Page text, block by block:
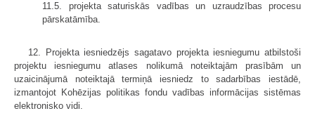
11.5. projekta saturiskās vadības un uzraudzības procesu
pārskatāmība.
12. Projekta iesniedzējs sagatavo projekta iesniegumu atbilstoši
projektu iesniegumu atlases nolikumā noteiktajām prasībām un
uzaicinājumā noteiktajā termiņā iesniedz to sadarbības iestādē,
izmantojot Kohēzijas politikas fondu vadības informācijas sistēmas
elektronisko vidi.